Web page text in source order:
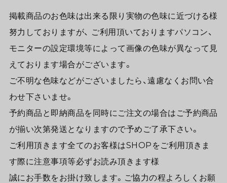
掲載商品のお色味は出来る限り実物の色味に近づける様
努力しておりますが、 ご利用頂いておりますパソコン、
モニターの設定環境等によって画像の色味が異なって見
えております場合がございます。
ご不明な色味などがございましたら、遠慮なくお問い合
わせ下さいませ。
予約商品と即納商品を同時にご注文の場合はご予約商品
が揃い次第発送となりますので予めご了承下さい。
ご利用頂きます全てのお客様はSHOPをご利用頂きま
す際に注意事項等必ずお読み頂きます様
誠にお手数をお掛け致します。ご協力の程よろしくお願